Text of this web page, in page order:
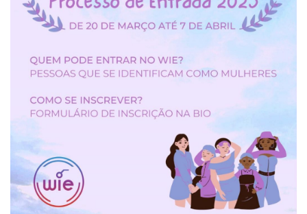
Segurança, Trânsito e Prevenção
RH, Administrativo e Financeiro
Outros serviços
Assessorias e Mídias
Jornal da USP
Agenda de Eventos